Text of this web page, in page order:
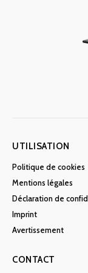
UTILISATION
Politique de cookies
Mentions légales
Déclaration de
Imprint
Avertissement
CONTACT